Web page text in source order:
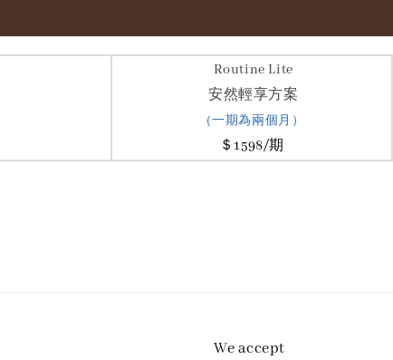
Routine Lite
安然輕享方案
（一期為兩個月）
＄1598/期
We accept